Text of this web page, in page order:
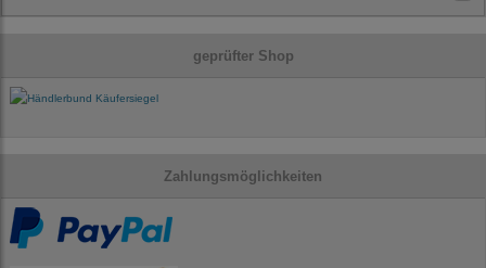
geprüfter Shop
Zahlungsmöglichkeiten